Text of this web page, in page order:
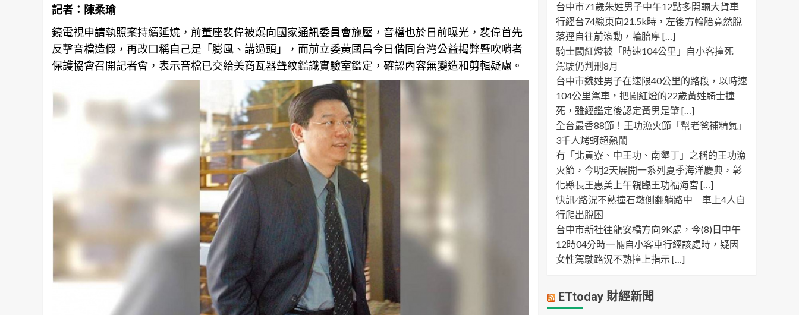
記者：陳柔瑜
鏡電視申請執照案持續延燒，前董座裴偉被爆向國家通訊委員會施壓，音檔也於日前曝光，裴偉首先
反擊音檔造假，再改口稱自己是「膨風、講過頭」，而前立委黃國昌今日偕同台灣公益揭弊暨吹哨者
保護協會召開記者會，表示音檔已交給美商瓦器聲紋鑑識實驗室鑑定，確認內容無變造和剪輯疑慮。
台中市71歲朱姓男子中午12點多開輛大貨車
行經台74線東向21.5k時，左後方輪胎竟然脫
落逕自往前滾動，輪胎摩 […]
騎士闖紅燈被「時速104公里」自小客撞死
駕駛仍判刑8月
台中市魏姓男子在速限40公里的路段，以時速
104公里駕車，把闖紅燈的22歲黃姓騎士撞
死，雖經鑑定後認定黃男是肇 […]
全台最香88節！王功漁火節「幫老爸補精氣」
3千人烤蚵超熱鬧
有「北貢寮、中王功、南墾丁」之稱的王功漁
火節，今明2天展開一系列夏季海洋慶典，彰
化縣長王惠美上午親臨王功福海宮 […]
快訊 ∕ 路況不熟撞石墩側翻躺路中 車上4人自
行爬出脫困
台中市新社往龍安橋方向9K處，今(8)日中午
12時04分時一輛自小客車行經該處時，疑因
女性駕駛路況不熟撞上指示 […]
ETtoday 財經新聞